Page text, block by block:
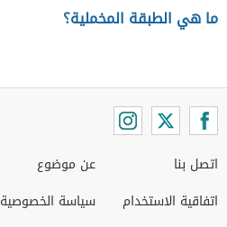
ما هي الطبقة المخملية؟
اتصل بنا
اتفاقية الاستخدام
عن موضوع
سياسة الخصوصية